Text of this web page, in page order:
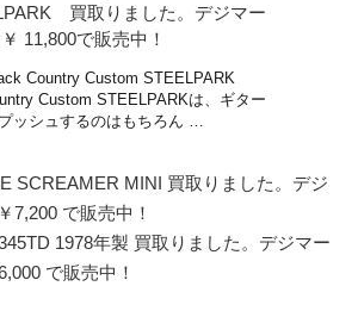
買取りました。デジマー
11,800で販売中！
Country Custom STEELPARK
Custom STEELPARKは、ギター
ッシュするのはもちろん …
SCREAMER MINI 買取りました。デジ
7,200 で販売中！
1978年製 買取りました。デジマー
で販売中！